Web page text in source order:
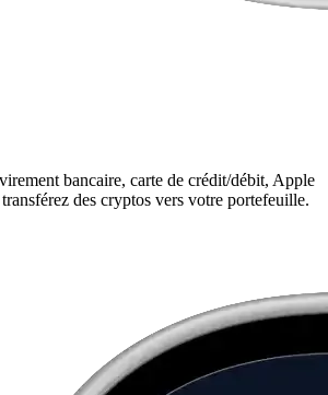
bancaire, carte de crédit/débit, Apple
des cryptos vers votre portefeuille.